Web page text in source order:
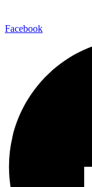
Facebook